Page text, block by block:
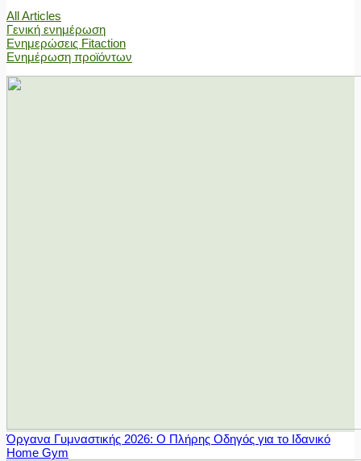
All Articles
Γενική ενημέρωση
Ενημερώσεις Fitaction
Ενημέρωση προϊόντων
Όργανα Γυμναστικής 2026: Ο Πλήρης Οδηγός για το Ιδανικό
Home Gym